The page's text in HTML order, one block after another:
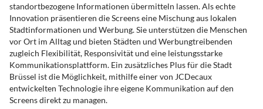
standortbezogene Informationen übermitteln lassen. Als echte
Innovation präsentieren die Screens eine Mischung aus lokalen
Stadtinformationen und Werbung. Sie unterstützen die Menschen
vor Ort im Alltag und bieten Städten und Werbungtreibenden
zugleich Flexibilität, Responsivität und eine leistungsstarke
Kommunikationsplattform. Ein zusätzliches Plus für die Stadt
Brüssel ist die Möglichkeit, mithilfe einer von JCDecaux
entwickelten Technologie ihre eigene Kommunikation auf den
Screens direkt zu managen.